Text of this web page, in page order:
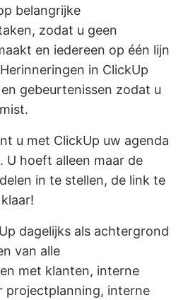
belangrijke
zodat u geen
en iedereen op één lijn
Herinneringen in ClickUp
gebeurtenissen zodat u
u met ClickUp uw agenda
U hoeft alleen maar de
in te stellen, de link te
dagelijks als achtergrond
van alle
met klanten, interne
projectplanning, interne